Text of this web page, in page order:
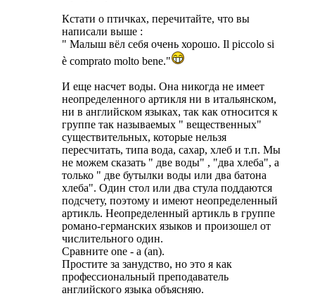
Кстати о птичках, перечитайте, что вы
написали выше :
" Малыш вёл себя очень хорошо. Il piccolo si
è comprato molto bene."
И еще насчет воды. Она никогда не имеет
неопределенного артикля ни в итальянском,
ни в английском языках, так как относится к
группе так называемых " вещественных"
существительных, которые нельзя
пересчитать, типа вода, сахар, хлеб и т.п. Мы
не можем сказать " две воды" , "два хлеба", а
только " две бутылки воды или два батона
хлеба". Один стол или два стула поддаются
подсчету, поэтому и имеют неопределенный
артикль. Неопределенный артикль в группе
романо-германских языков и произошел от
числительного один.
Сравните one - a (an).
Простите за занудство, но это я как
профессиональный преподаватель
английского языка объясняю.